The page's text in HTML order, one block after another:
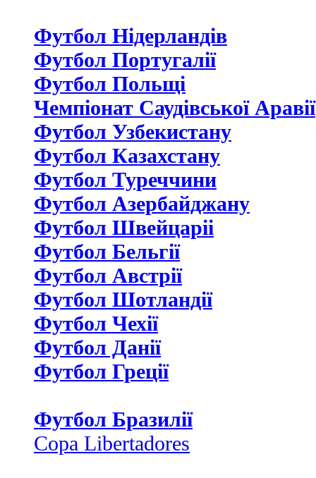
Футбол Нідерландiв
Футбол Португалії
Футбол Польщі
Чемпіонат Саудівської Аравії
Футбол Узбекистану
Футбол Казахстану
Футбол Туреччини
Футбол Азербайджану
Футбол Швейцаріі
Футбол Бельгії
Футбол Австрії
Футбол Шотландії
Футбол Чехії
Футбол Данії
Футбол Греції
Футбол Бразилії
Copa Libertadores